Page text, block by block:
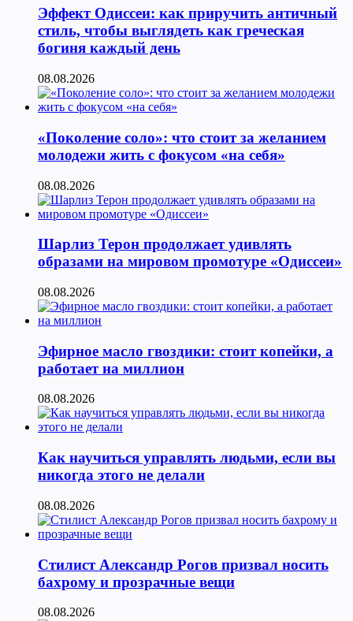
Эффект Одиссеи: как приручить античный
стиль, чтобы выглядеть как греческая
богиня каждый день
08.08.2026
«Поколение соло»: что стоит за желанием
молодежи жить с фокусом «на себя»
08.08.2026
Шарлиз Терон продолжает удивлять
образами на мировом промотуре «Одиссеи»
08.08.2026
Эфирное масло гвоздики: стоит копейки, а
работает на миллион
08.08.2026
Как научиться управлять людьми, если вы
никогда этого не делали
08.08.2026
Стилист Александр Рогов призвал носить
бахрому и прозрачные вещи
08.08.2026